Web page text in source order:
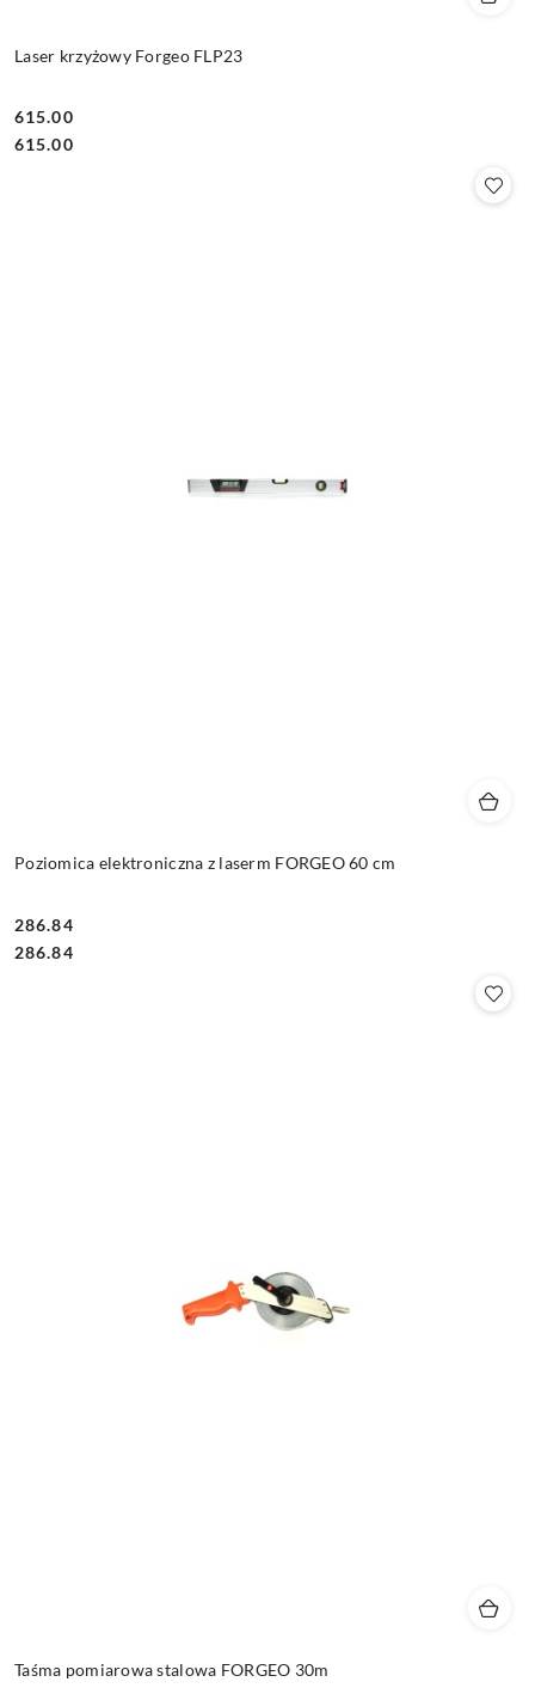
Laser krzyżowy Forgeo FLP23
Cena:
615.00
Cena:
615.00
Poziomica elektroniczna z laserm FORGEO 60 cm
Cena:
286.84
Cena:
286.84
Taśma pomiarowa stalowa FORGEO 30m